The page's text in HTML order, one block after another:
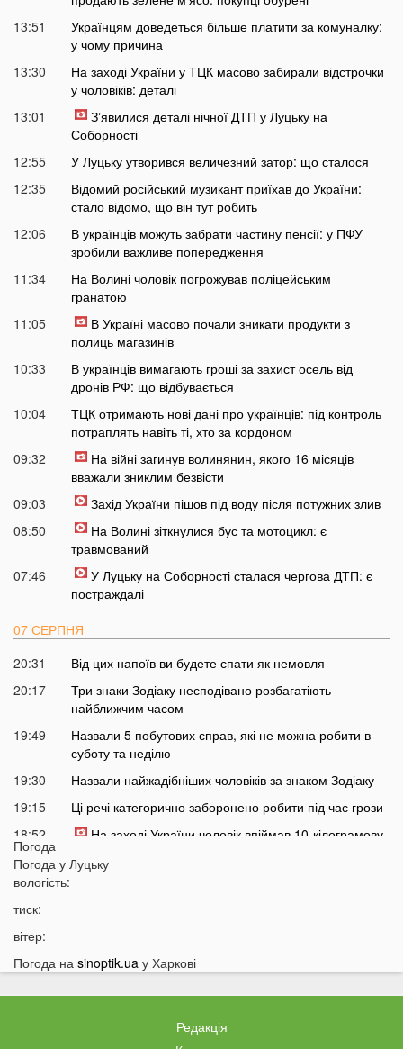
13:51
Українцям доведеться більше платити за комуналку:
у чому причина
13:30
На заході України у ТЦК масово забирали відстрочки
у чоловіків: деталі
13:01
Зʼявилися деталі нічної ДТП у Луцьку на
Соборності
12:55
У Луцьку утворився величезний затор: що сталося
12:35
Відомий російський музикант приїхав до України:
стало відомо, що він тут робить
12:06
В українців можуть забрати частину пенсії: у ПФУ
зробили важливе попередження
11:34
На Волині чоловік погрожував поліцейським
гранатою
11:05
В Україні масово почали зникати продукти з
полиць магазинів
10:33
В українців вимагають гроші за захист осель від
дронів РФ: що відбувається
10:04
ТЦК отримають нові дані про українців: під контроль
потраплять навіть ті, хто за кордоном
09:32
На війні загинув волинянин, якого 16 місяців
вважали зниклим безвісти
09:03
Захід України пішов під воду після потужних злив
08:50
На Волині зіткнулися бус та мотоцикл: є
травмований
07:46
У Луцьку на Соборності сталася чергова ДТП: є
постраждалі
07 СЕРПНЯ
20:31
Від цих напоїв ви будете спати як немовля
20:17
Три знаки Зодіаку несподівано розбагатіють
найближчим часом
19:49
Назвали 5 побутових справ, які не можна робити в
суботу та неділю
19:30
Назвали найжадібніших чоловіків за знаком Зодіаку
19:15
Ці речі категорично заборонено робити під час грози
18:52
На заході України чоловік впіймав 10-кілограмову
18:28
17:53
Затяжна війна та важка зима: тривожний прогноз для
присутності поліції
Погода
Погода у Луцьку
вологість:
тиск:
вітер:
Погода на sinoptik.ua у Харкові
Редакція